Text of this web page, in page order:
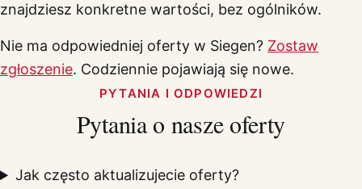
znajdziesz konkretne wartości, bez ogólników.
Nie ma odpowiedniej oferty w Siegen? Zostaw
zgłoszenie. Codziennie pojawiają się nowe.
PYTANIA I ODPOWIEDZI
Pytania o nasze oferty
Jak często aktualizujecie oferty?